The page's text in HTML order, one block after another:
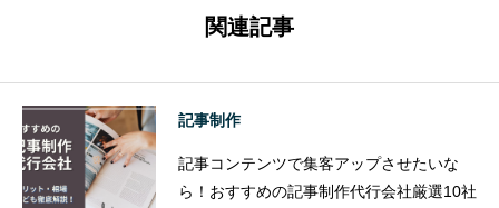
関連記事
記事制作
記事コンテンツで集客アップさせたいな
ら！おすすめの記事制作代行会社厳選10社